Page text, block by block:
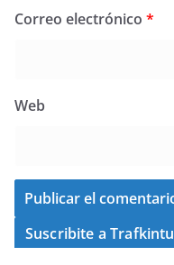
Correo electrónico *
Web
Suscribite a Trafkintu